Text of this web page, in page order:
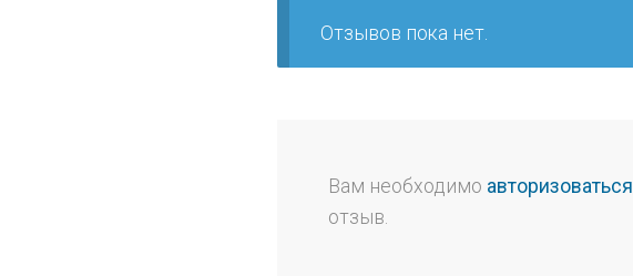
Отзывов пока нет.
Вам необходимо авторизоваться
отзыв.